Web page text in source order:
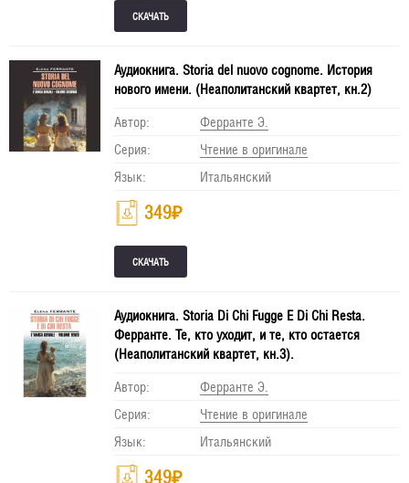
Аудиокнига. Storia del nuovo cognome. История
нового имени. (Неаполитанский квартет, кн.2)
Автор:
Ферранте Э.
Серия:
Чтение в оригинале
Язык:
Итальянский
349₽
Аудиокнига. Storia Di Chi Fugge E Di Chi Resta.
Ферранте. Те, кто уходит, и те, кто остается
(Неаполитанский квартет, кн.3).
Автор:
Ферранте Э.
Серия:
Чтение в оригинале
Язык:
Итальянский
349₽